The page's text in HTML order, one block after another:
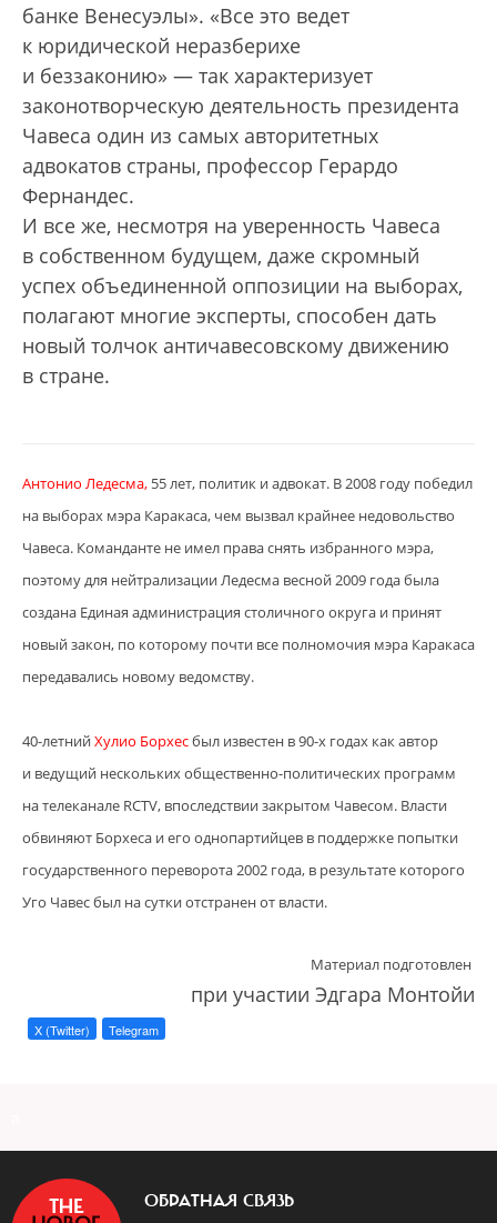
банке Венесуэлы». «Все это ведет
к юридической неразберихе
и беззаконию» — так характеризует
законотворческую деятельность президента
Чавеса один из самых авторитетных
адвокатов страны, профессор Герардо
Фернандес.
И все же, несмотря на уверенность Чавеса
в собственном будущем, даже скромный
успех объединенной оппозиции на выборах,
полагают многие эксперты, способен дать
новый толчок античавесовскому движению
в стране.
Антонио Ледесма, 55 лет, политик и адвокат. В 2008 году победил
на выборах мэра Каракаса, чем вызвал крайнее недовольство
Чавеса. Команданте не имел права снять избранного мэра,
поэтому для нейтрализации Ледесма весной 2009 года была
создана Единая администрация столичного округа и принят
новый закон, по которому почти все полномочия мэра Каракаса
передавались новому ведомству.
40-летнийХулио Борхесбыл известен в 90-х годах как автор
и ведущий нескольких общественно-политических программ
на телеканале RCTV, впоследствии закрытом Чавесом. Власти
обвиняют Борхеса и его однопартийцев в поддержке попытки
государственного переворота 2002 года, в результате которого
Уго Чавес был на сутки отстранен от власти.
Материал подготовлен
при участии Эдгара Монтойи
X (Twitter) Telegram
ОБРАТНАЯ СВЯЗЬ